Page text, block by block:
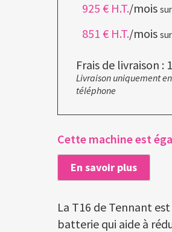
925 € H.T./mois
851 € H.T./mois
Frais de livraison :
Livraison uniquement
téléphone
Cette machine est
En savoir plus
La T16 de Tennant
batterie qui aide à